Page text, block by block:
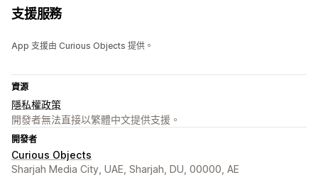
支援服務
App 支援由 Curious Objects 提供。
資源
隱私權政策
開發者無法直接以繁體中文提供支援。
開發者
Curious Objects
Sharjah Media City, UAE, Sharjah, DU, 00000, AE